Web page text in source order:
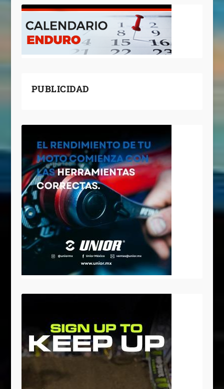
PUBLICIDAD